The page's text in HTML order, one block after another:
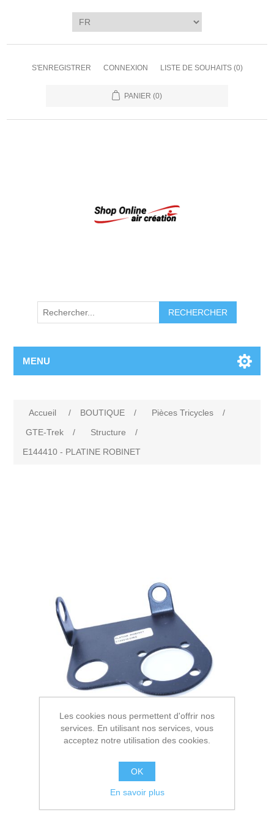
S'ENREGISTRER CONNEXION LISTE DE SOUHAITS (0)
PANIER (0)
RECHERCHER
MENU
Accueil / BOUTIQUE / Pièces Tricycles
/
GTE-Trek
/ Structure
/
E144410 - PLATINE ROBINET
Les cookies nous permettent d'offrir nos
services. En utilisant nos services, vous
acceptez notre utilisation des cookies.
OK
En savoir plus